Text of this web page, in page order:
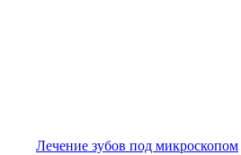
Лечение зубов под микроскопом